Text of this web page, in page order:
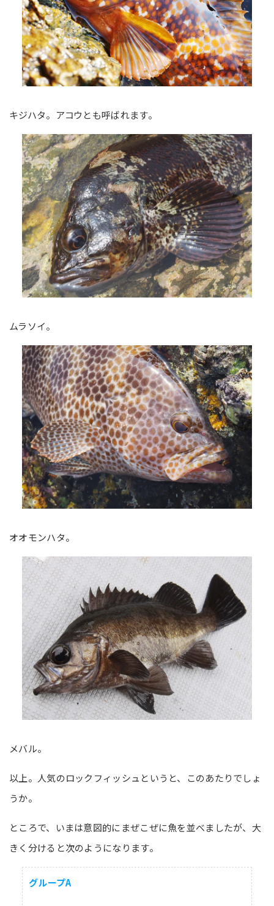
キジハタ。アコウとも呼ばれます。
ムラソイ。
オオモンハタ。
メバル。
以上。人気のロックフィッシュというと、このあたりでしょ
うか。
ところで、いまは意図的にまぜこぜに魚を並べましたが、大
きく分けると次のようになります。
グループA